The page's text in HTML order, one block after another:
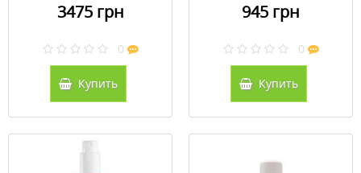
3475 грн
0
Купить
945 грн
0
Купить